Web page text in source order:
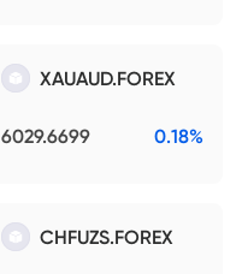
XAUAUD.FOREX
6029.6699 0.18%
CHFUZS.FOREX